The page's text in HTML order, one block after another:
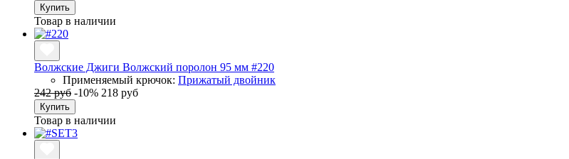
Купить
Товар в наличии
Волжские Джиги Волжский поролон 95 мм #220
Применяемый крючок: Прижатый двойник
242 руб -10% 218 руб
Купить
Товар в наличии